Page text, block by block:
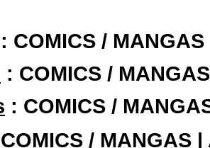
: COMICS /
: COMICS /
: COMICS /
/ MANGAS |